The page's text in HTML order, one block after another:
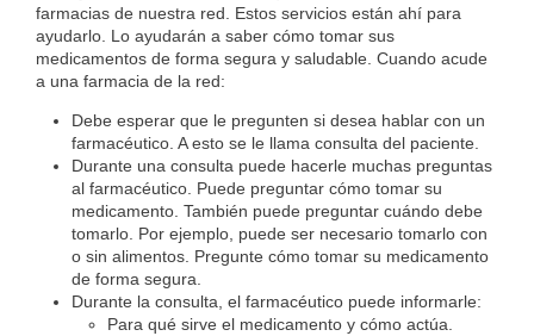
farmacias de nuestra red. Estos servicios están ahí para
ayudarlo. Lo ayudarán a saber cómo tomar sus
medicamentos de forma segura y saludable. Cuando acude
a una farmacia de la red:
Debe esperar que le pregunten si desea hablar con un
farmacéutico. A esto se le llama consulta del paciente.
Durante una consulta puede hacerle muchas preguntas
al farmacéutico. Puede preguntar cómo tomar su
medicamento. También puede preguntar cuándo debe
tomarlo. Por ejemplo, puede ser necesario tomarlo con
o sin alimentos. Pregunte cómo tomar su medicamento
de forma segura.
Durante la consulta, el farmacéutico puede informarle:
Para qué sirve el medicamento y cómo actúa.